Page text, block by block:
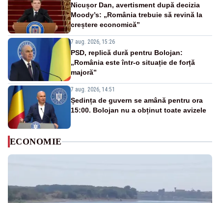
Nicușor Dan, avertisment după decizia
Moody’s: „România trebuie să revină la
creștere economică”
7 aug. 2026, 15:26
PSD, replică dură pentru Bolojan:
„România este într-o situație de forță
majoră”
7 aug. 2026, 14:51
Ședința de guvern se amână pentru ora
15:00. Bolojan nu a obținut toate avizele
ECONOMIE